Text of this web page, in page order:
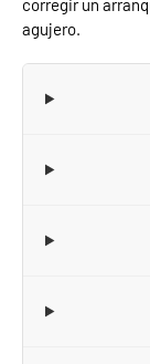
corregir un
agujero.